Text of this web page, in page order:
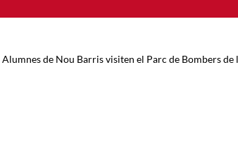
Alumnes de Nou Barris visiten el Parc de Bombers de